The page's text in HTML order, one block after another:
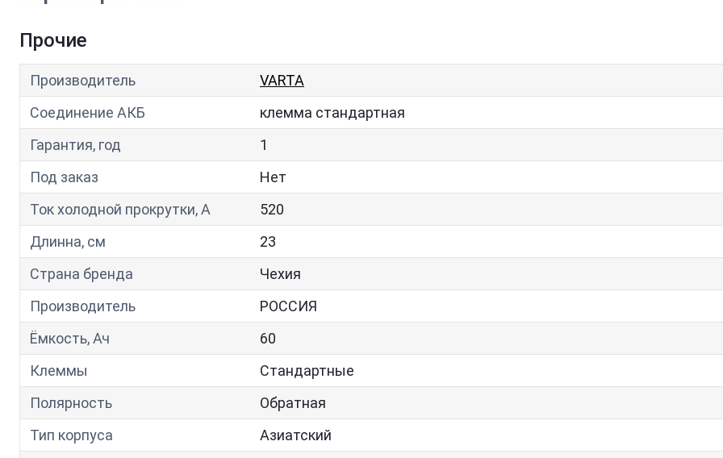
Прочие
Производитель
VARTA
Соединение АКБ
клемма стандартная
Гарантия, год
1
Под заказ
Нет
Ток холодной прокрутки, A
520
Длинна, см
23
Страна бренда
Чехия
Производитель
РОССИЯ
Ёмкость, Ач
60
Клеммы
Стандартные
Полярность
Обратная
Тип корпуса
Азиатский